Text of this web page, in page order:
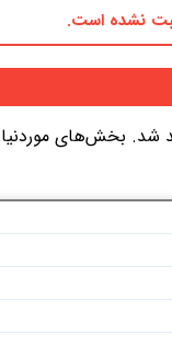
نشده است.
شد. بخش‌های